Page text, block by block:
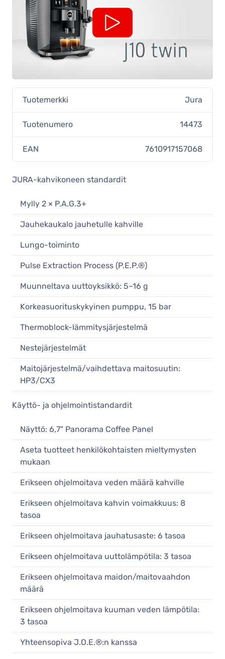
Tuotemerkki Jura
Tuotenumero 14473
EAN 7610917157068
JURA-kahvikoneen standardit
Mylly 2 × P.A.G.3+
Jauhekaukalo jauhetulle kahville
Lungo-toiminto
Pulse Extraction Process (P.E.P.®)
Muunneltava uuttoyksikkö: 5–16 g
Korkeasuorituskykyinen pumppu, 15 bar
Thermoblock-lämmitysjärjestelmä
Nestejärjestelmät
Maitojärjestelmä/vaihdettava maitosuutin:
HP3/CX3
Käyttö- ja ohjelmointistandardit
Näyttö: 6,7" Panorama Coffee Panel
Aseta tuotteet henkilökohtaisten mieltymysten
mukaan
Erikseen ohjelmoitava veden määrä kahville
Erikseen ohjelmoitava kahvin voimakkuus: 8
tasoa
Erikseen ohjelmoitava jauhatusaste: 6 tasoa
Erikseen ohjelmoitava uuttolämpötila: 3 tasoa
Erikseen ohjelmoitava maidon/maitovaahdon
määrä
Erikseen ohjelmoitava kuuman veden lämpötila:
3 tasoa
Yhteensopiva J.O.E.®:n kanssa